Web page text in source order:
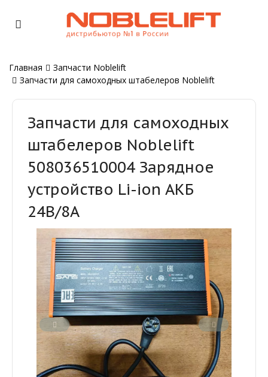
Главная
Запчасти Noblelift
Запчасти для самоходных штабелеров Noblelift
Запчасти для самоходных
штабелеров Noblelift
508036510004 Зарядное
устройство Li-ion АКБ
24В/8А